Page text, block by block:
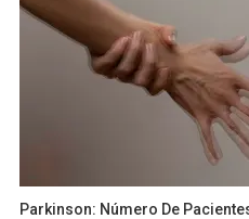
Parkinson: Número De